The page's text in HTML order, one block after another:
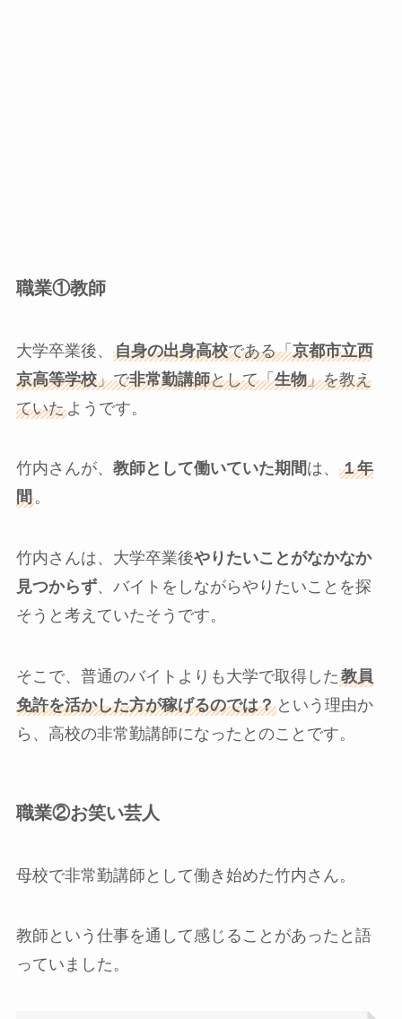
職業①教師
大学卒業後、 自身の出身高校である「京都市立西
京高等学校」で非常勤講師として「生物」を教え
ていたようです。
竹内さんが、 教師として働いていた期間は、 １年
間。
竹内さんは、大学卒業後やりたいことがなかなか
見つからず、バイトをしながらやりたいことを探
そうと考えていたそうです。
そこで、普通のバイトよりも大学で取得した教員
免許を活かした方が稼げるのでは？という理由か
ら、高校の非常勤講師になったとのことです。
職業②お笑い芸人
母校で非常勤講師として働き始めた竹内さん。
教師という仕事を通して感じることがあったと語
っていました。